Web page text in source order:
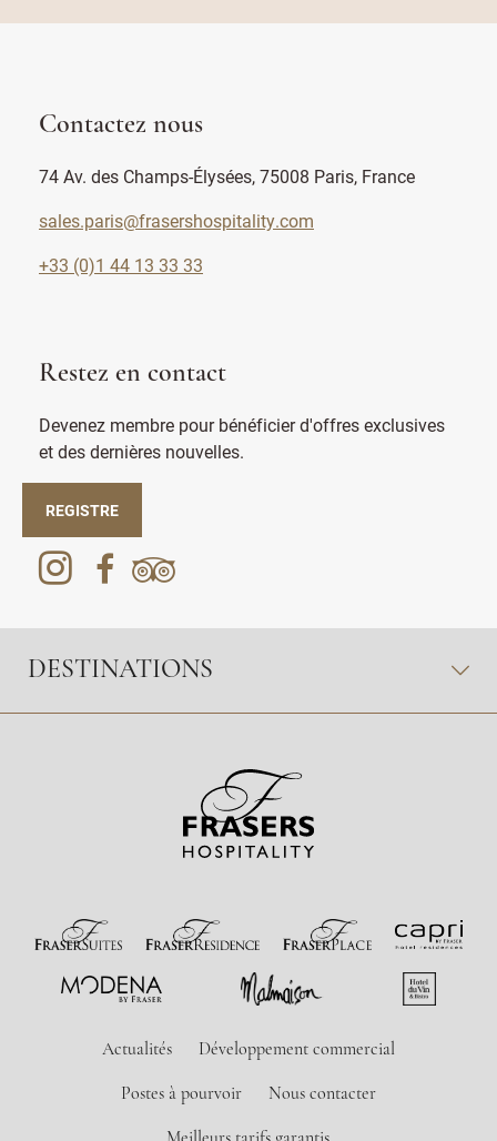
Contactez nous
74 Av. des Champs-Élysées, 75008 Paris, France
sales.paris@frasershospitality.com
+33 (0)1 44 13 33 33
Restez en contact
Devenez membre pour bénéficier d'offres exclusives
et des dernières nouvelles.
REGISTRE
DESTINATIONS
Actualités Développement commercial
Postes à pourvoir Nous contacter